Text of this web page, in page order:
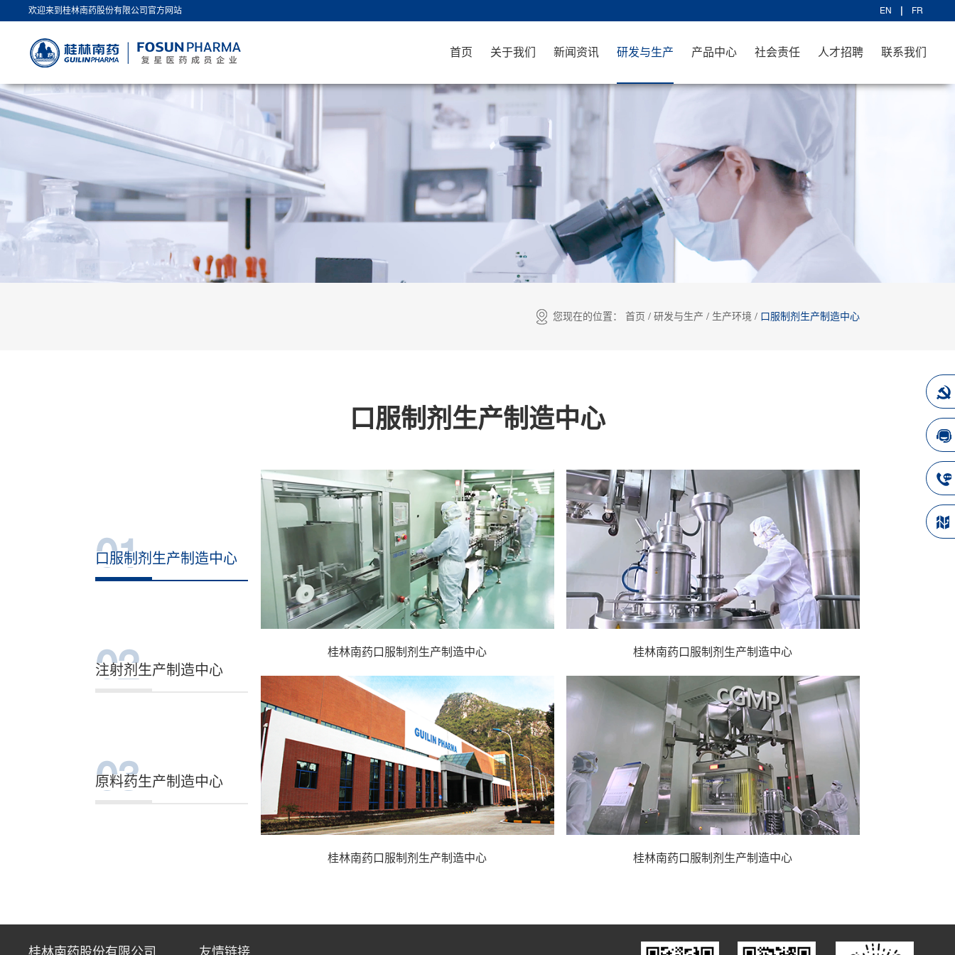
欢迎来到桂林南药股份有限公司官方网站 EN FR
首页 关于我们 新闻资讯 研发与生产 产品中心 社会责任 人才招聘 联系我们
您现在的位置： 首页 / 研发与生产 / 生产环境 / 口服制剂生产制造中心
口服制剂生产制造中心
01
口服制剂生产制造中心
02
注射剂生产制造中心
03
原料药生产制造中心
桂林南药口服制剂生产制造中心 桂林南药口服制剂生产制造中心
桂林南药口服制剂生产制造中心 桂林南药口服制剂生产制造中心